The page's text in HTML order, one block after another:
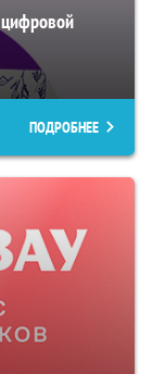
цифровой
ПОДРОБНЕЕ